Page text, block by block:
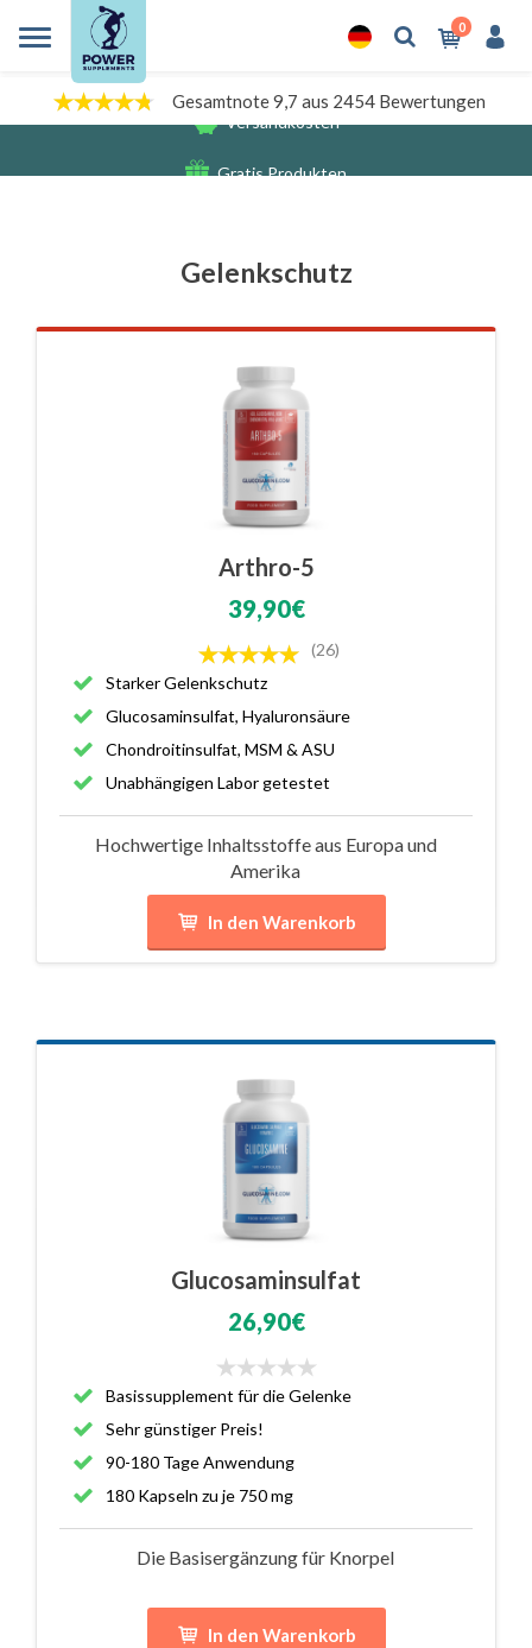
0
Gesamtnote 9,7 aus 2454 Bewertungen
Gelenkschutz
Arthro-5
39,90€
(26)
Starker Gelenkschutz
Glucosaminsulfat, Hyaluronsäure
Chondroitinsulfat, MSM & ASU
Unabhängigen Labor getestet
Hochwertige Inhaltsstoffe aus Europa und
Amerika
In den Warenkorb
Glucosaminsulfat
26,90€
Basissupplement für die Gelenke
Sehr günstiger Preis!
90-180 Tage Anwendung
180 Kapseln zu je 750 mg
Die Basisergänzung für Knorpel
In den Warenkorb